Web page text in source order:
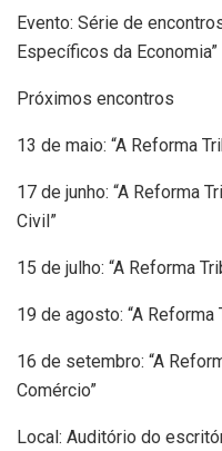
Evento: Série de
Específicos da Economia”
Próximos encontros
13 de maio: “A Reforma
17 de junho: “A Reforma
Civil”
15 de julho: “A Reforma
19 de agosto: “A
16 de setembro: “A
Comércio”
Local: Auditório do